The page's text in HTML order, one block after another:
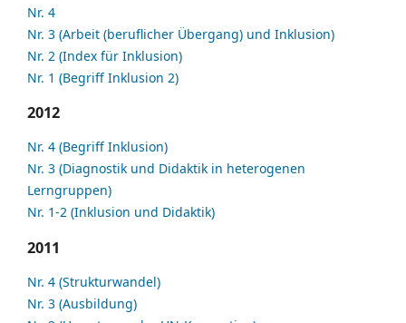
Nr. 4
Nr. 3 (Arbeit (beruflicher Übergang) und Inklusion)
Nr. 2 (Index für Inklusion)
Nr. 1 (Begriff Inklusion 2)
2012
Nr. 4 (Begriff Inklusion)
Nr. 3 (Diagnostik und Didaktik in heterogenen
Lerngruppen)
Nr. 1-2 (Inklusion und Didaktik)
2011
Nr. 4 (Strukturwandel)
Nr. 3 (Ausbildung)